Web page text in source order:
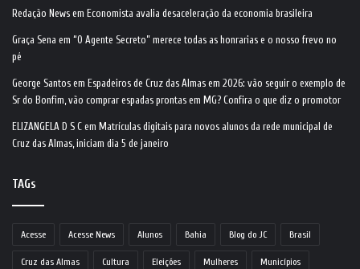
Redação News em Economista avalia desaceleração da economia brasileira
Graça Sena em “O Agente Secreto” merece todas as honrarias e o nosso frevo no
pé
George Santos em Espadeiros de Cruz das Almas em 2026: vão seguir o exemplo de
Sr do Bonfim, vão comprar espadas prontas em MG? Confira o que diz o promotor
ELIZANGELA D S C em Matrículas digitais para novos alunos da rede municipal de
Cruz das Almas, iniciam dia 5 de janeiro
TAGs
Acesse Acesse News Alunos Bahia Blog do JC Brasil
Cruz das Almas Cultura Eleições Mulheres Municípios